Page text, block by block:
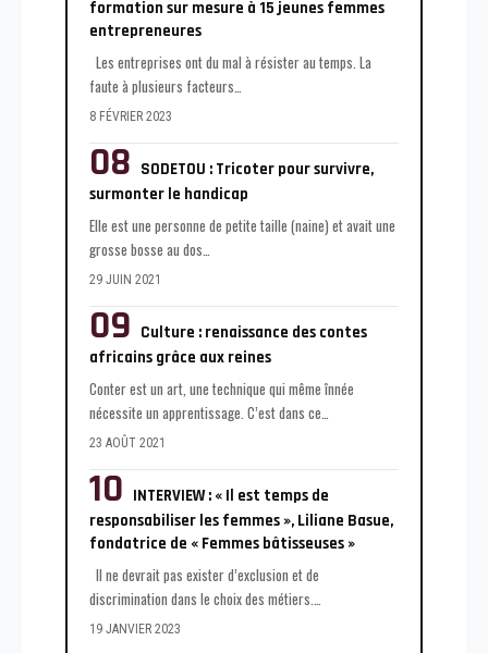
formation sur mesure à 15 jeunes femmes
entrepreneures
Les entreprises ont du mal à résister au temps. La
faute à plusieurs facteurs
8 FÉVRIER 2023
SODETOU : Tricoter pour survivre,
surmonter le handicap
Elle est une personne de petite taille (naine) et avait une
grosse bosse au dos
29 JUIN 2021
Culture : renaissance des contes
africains grâce aux reines
Conter est un art, une technique qui même înnée
nécessite un apprentissage. C’est dans ce
23 AOÛT 2021
INTERVIEW : « Il est temps de
responsabiliser les femmes », Liliane Basue,
fondatrice de « Femmes bâtisseuses »
Il ne devrait pas exister d’exclusion et de
discrimination dans le choix des métiers.
19 JANVIER 2023